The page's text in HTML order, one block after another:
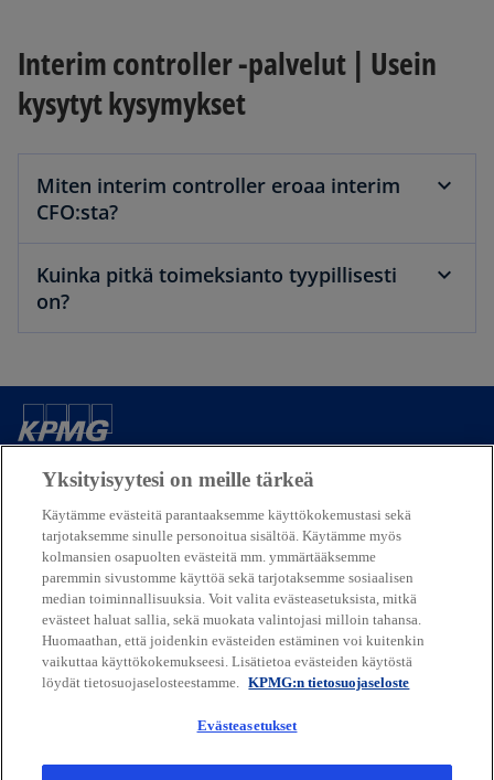
Interim controller -palvelut | Usein
kysytyt kysymykset
Miten interim controller eroaa interim
CFO:sta?
Kuinka pitkä toimeksianto tyypillisesti
on?
Yhteystietomme
Media
Yritys
o
p
n
Käyttöehdot Saavutettavuus
firm of the KPMG global organization of independent member firms
Yksityisyytesi on meille tärkeä
Käytämme evästeitä parantaaksemme käyttökokemustasi sekä
tarjotaksemme sinulle personoitua sisältöä. Käytämme myös
kolmansien osapuolten evästeitä mm. ymmärtääksemme
paremmin sivustomme käyttöä sekä tarjotaksemme sosiaalisen
median toiminnallisuuksia. Voit valita evästeasetuksista, mitkä
evästeet haluat sallia, sekä muokata valintojasi milloin tahansa.
Huomaathan, että joidenkin evästeiden estäminen voi kuitenkin
vaikuttaa käyttökokemukseesi. Lisätietoa evästeiden käytöstä
löydät tietosuojaselosteestamme. KPMG:n tietosuojaseloste
Evästeasetukset